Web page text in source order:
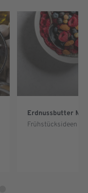
Erdnussbutter
Frühstücksideen &